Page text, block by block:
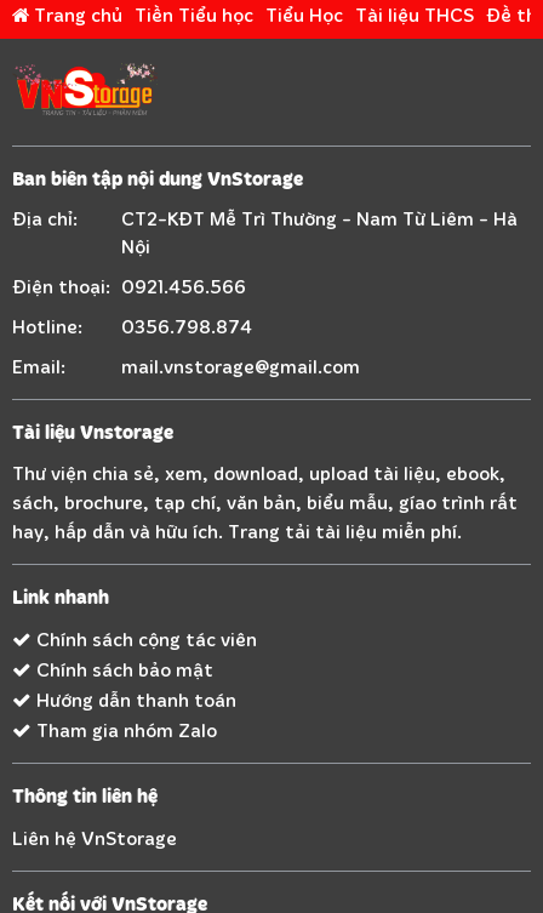
Trang chủ Tiền Tiểu học Tiểu Học Tài liệu THCS Đề thi
Ban biên tập nội dung VnStorage
Địa chỉ:
CT2-KĐT Mễ Trì Thường - Nam Từ Liêm - Hà
Nội
Điện thoại: 0921.456.566
Hotline:
0356.798.874
Email:
mail.vnstorage@gmail.com
Tài liệu Vnstorage
Thư viện chia sẻ, xem, download, upload tài liệu, ebook,
sách, brochure, tạp chí, văn bản, biểu mẫu, gíao trình rất
hay, hấp dẫn và hữu ích. Trang tải tài liệu miễn phí.
Link nhanh
Chính sách cộng tác viên
Chính sách bảo mật
Hướng dẫn thanh toán
Tham gia nhóm Zalo
Thông tin liên hệ
Liên hệ VnStorage
Kết nối với VnStorage